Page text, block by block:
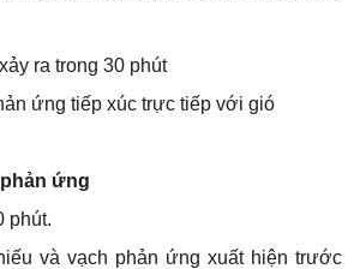
ra trong 30 phút
ứng tiếp xúc trực tiếp với gió
ứng
phút.
và vạch phản ứng xuất hiện trước